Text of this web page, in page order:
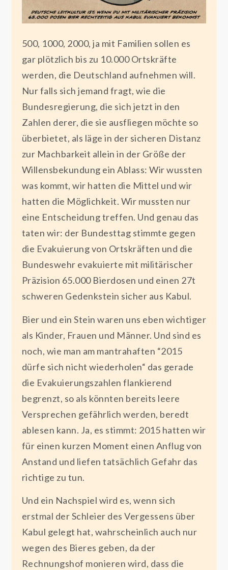
500, 1000, 2000, ja mit Familien sollen es
gar plötzlich bis zu 10.000 Ortskräfte
werden, die Deutschland aufnehmen will.
Nur falls sich jemand fragt, wie die
Bundesregierung, die sich jetzt in den
Zahlen derer, die sie ausfliegen möchte so
überbietet, als läge in der sicheren Distanz
zur Machbarkeit allein in der Größe der
Willensbekundung ein Ablass: Wir wussten
was kommt, wir hatten die Mittel und wir
hatten die Möglichkeit. Wir mussten nur
eine Entscheidung treffen. Und genau das
taten wir: der Bundesttag stimmte gegen
die Evakuierung von Ortskräften und die
Bundeswehr evakuierte mit militärischer
Präzision 65.000 Bierdosen und einen 27t
schweren Gedenkstein sicher aus Kabul.
Bier und ein Stein waren uns eben wichtiger
als Kinder, Frauen und Männer. Und sind es
noch, wie man am mantrahaften “2015
dürfe sich nicht wiederholen“ das gerade
die Evakuierungszahlen flankierend
begrenzt, so als könnten bereits leere
Versprechen gefährlich werden, beredt
ablesen kann. Ja, es stimmt: 2015 hatten wir
für einen kurzen Moment einen Anflug von
Anstand und liefen tatsächlich Gefahr das
richtige zu tun.
Und ein Nachspiel wird es, wenn sich
erstmal der Schleier des Vergessens über
Kabul gelegt hat, wahrscheinlich auch nur
wegen des Bieres geben, da der
Rechnungshof monieren wird, dass die